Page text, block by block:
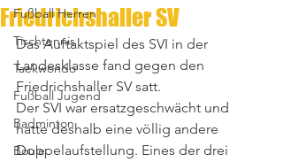
Fußball Herren
Tischtennis
Taekwondo
Fußball Jugend
Badminton
Boule
Friedrichshaller SV
Das Auftaktspiel des SVI in der
Landesklasse fand gegen den
Friedrichshaller SV satt.
Der SVI war ersatzgeschwächt und
hatte deshalb eine völlig andere
Doppelaufstellung. Eines der drei